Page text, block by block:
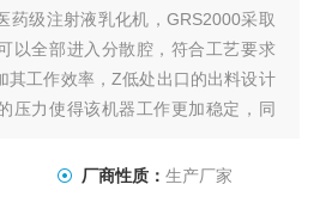
药级注射液乳化机，GRS2000采取
以全部进入分散腔，符合工艺要求
其工作效率，Z低处出口的出料设计
压力使得该机器工作更加稳定，同
厂商性质： 生产厂家